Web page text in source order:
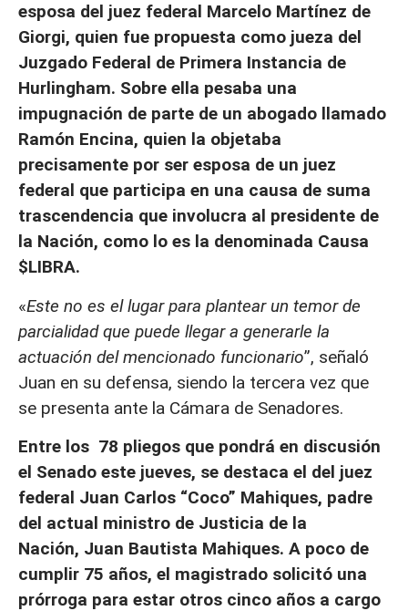
esposa del juez federal Marcelo Martínez de
Giorgi, quien fue propuesta como jueza del
Juzgado Federal de Primera Instancia de
Hurlingham. Sobre ella pesaba una
impugnación de parte de un abogado llamado
Ramón Encina, quien la objetaba
precisamente por ser esposa de un juez
federal que participa en una causa de suma
trascendencia que involucra al presidente de
la Nación, como lo es la denominada Causa
$LIBRA.
«Este no es el lugar para plantear un temor de
parcialidad que puede llegar a generarle la
actuación del mencionado funcionario”, señaló
Juan en su defensa, siendo la tercera vez que
se presenta ante la Cámara de Senadores.
Entre los 78 pliegos que pondrá en discusión
el Senado este jueves, se destaca el del juez
federal Juan Carlos “Coco” Mahiques, padre
del actual ministro de Justicia de la
Nación, Juan Bautista Mahiques. A poco de
cumplir 75 años, el magistrado solicitó una
prórroga para estar otros cinco años a cargo